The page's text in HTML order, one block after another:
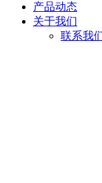
产品动态
关于我们
联系我